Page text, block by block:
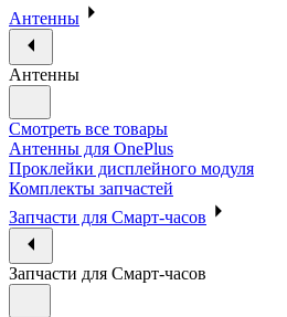
Антенны
Антенны
Смотреть все товары
Антенны для OnePlus
Проклейки дисплейного модуля
Комплекты запчастей
Запчасти для Смарт-часов
Запчасти для Смарт-часов